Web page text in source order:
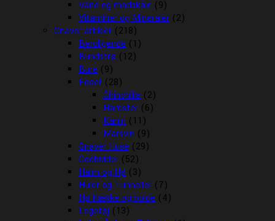
Vand og madskåle (9)
Vitaminer og Mineraler (2)
Gnaver artikler (218)
Beroligende (1)
Bundstrø (12)
Bure (9)
Foder (28)
Chinchilla (2)
Hamster (6)
Kanin (11)
Marsvin (9)
Gnaver Huse (29)
Godbidder (52)
Halm og Hø (3)
Huler og Tunneller (7)
Hø hække og bolde (4)
Legetøj (13)